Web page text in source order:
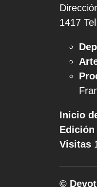
1417
Inicio
Edición
Visitas
©